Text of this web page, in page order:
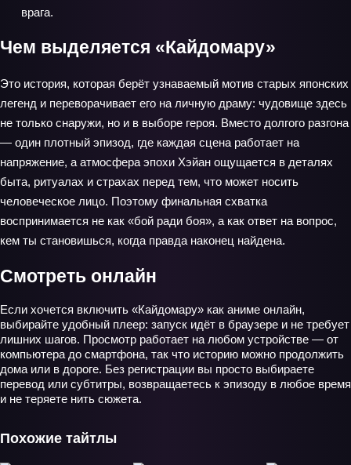
врага.
Чем выделяется «Кайдомару»
Это история, которая берёт узнаваемый мотив старых японских
легенд и переворачивает его на личную драму: чудовище здесь
не только снаружи, но и в выборе героя. Вместо долгого разгона
— один плотный эпизод, где каждая сцена работает на
напряжение, а атмосфера эпохи Хэйан ощущается в деталях
быта, ритуалах и страхах перед тем, что может носить
человеческое лицо. Поэтому финальная схватка
воспринимается не как «бой ради боя», а как ответ на вопрос,
кем ты становишься, когда правда наконец найдена.
Смотреть онлайн
Если хочется включить «Кайдомару» как аниме онлайн,
выбирайте удобный плеер: запуск идёт в браузере и не требует
лишних шагов. Просмотр работает на любом устройстве — от
компьютера до смартфона, так что историю можно продолжить
дома или в дороге. Без регистрации вы просто выбираете
перевод или субтитры, возвращаетесь к эпизоду в любое время
и не теряете нить сюжета.
Похожие тайтлы